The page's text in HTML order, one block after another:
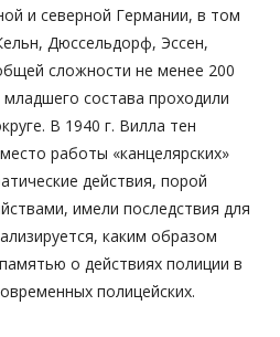
и северной Германии, в том
Дюссельдорф, Эссен,
сложности не менее 200
состава проходили
В 1940 г. Вилла тен
работы «канцелярских»
действия, порой
имели последствия для
каким образом
о действиях полиции в
полицейских.